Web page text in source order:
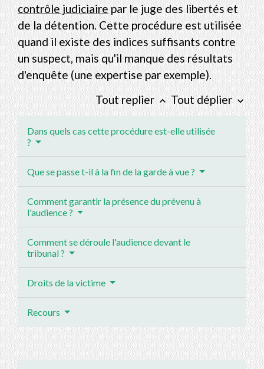
contrôle judiciairepar le juge des libertés et
de la détention. Cette procédure est utilisée
quand il existe des indices suffisants contre
un suspect, mais qu'il manque des résultats
d'enquête (une expertise par exemple).
Tout replierkeyboard_arrow_up Tout déplier keyboard_arrow_down
Dans quels cas cette procédure est-elle utilisée
?
Que se passe t-il à la fin de la garde à vue ?
Comment garantir la présence du prévenu à
l'audience ?
Comment se déroule l'audience devant le
tribunal ?
Droits de la victime
Recours